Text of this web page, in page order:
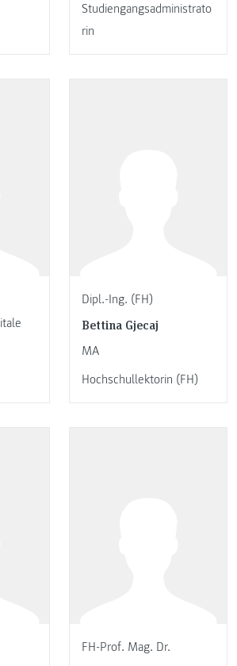
Studiengangsadministrato
rin
Dipl.-Ing. (FH)
Bettina Gjecaj
MA
Hochschullektorin (FH)
FH-Prof. Mag. Dr.